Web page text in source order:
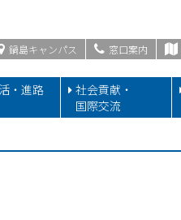
鍋島キャンパス 窓口案内
・進路
社会貢献・
国際交流